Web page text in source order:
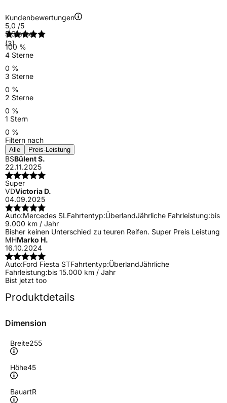
Kundenbewertungen
5,0 /5
(3)
5 Sterne
100 %
4 Sterne
0 %
3 Sterne
0 %
2 Sterne
0 %
1 Stern
0 %
Filtern nach
Alle Preis-Leistung
BSBülent S.
22.11.2025
Super
VDVictoria D.
04.09.2025
Auto:Mercedes SLFahrtentyp:ÜberlandJährliche Fahrleistung:bis
9.000 km / Jahr
Bisher keinen Unterschied zu teuren Reifen. Super Preis Leistung
MHMarko H.
16.10.2024
Auto:Ford Fiesta STFahrtentyp:ÜberlandJährliche
Fahrleistung:bis 15.000 km / Jahr
Bist jetzt too
Produktdetails
Dimension
Breite255
Höhe45
BauartR